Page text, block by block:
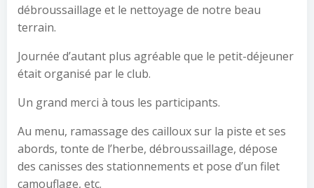
débroussaillage et le nettoyage de notre beau
terrain.
Journée d’autant plus agréable que le petit-déjeuner
était organisé par le club.
Un grand merci à tous les participants.
Au menu, ramassage des cailloux sur la piste et ses
abords, tonte de l’herbe, débroussaillage, dépose
des canisses des stationnements et pose d’un filet
camouflage, etc.